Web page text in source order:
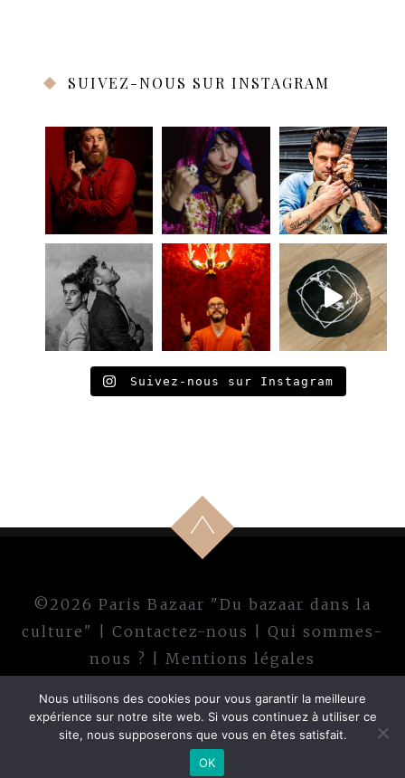
SUIVEZ-NOUS SUR INSTAGRAM
Suivez-nous sur Instagram
©2026 Paris Bazaar "Du bazaar dans la
culture" | Contactez-nous
Qui sommes-
nous ?
Mentions légales
Nous utilisons des cookies pour vous garantir la meilleure
expérience sur notre site web. Si vous continuez à utiliser ce
site, nous supposerons que vous en êtes satisfait.
OK